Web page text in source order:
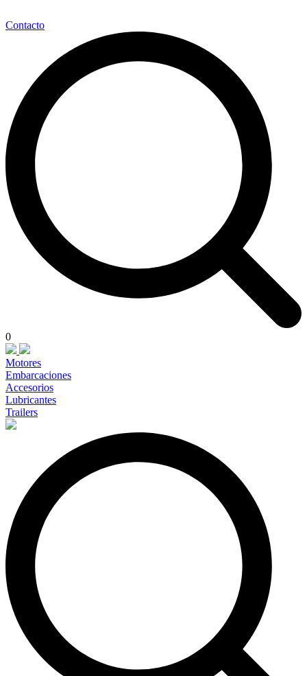
Contacto
0
Motores
Embarcaciones
Accesorios
Lubricantes
Trailers